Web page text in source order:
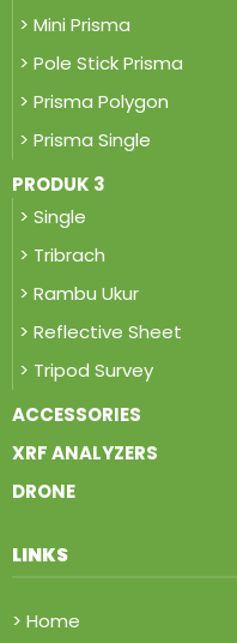
> Mini Prisma
> Pole Stick Prisma
> Prisma Polygon
> Prisma Single
PRODUK 3
> Single
> Tribrach
> Rambu Ukur
> Reflective Sheet
> Tripod Survey
ACCESSORIES
XRF ANALYZERS
DRONE
LINKS
> Home